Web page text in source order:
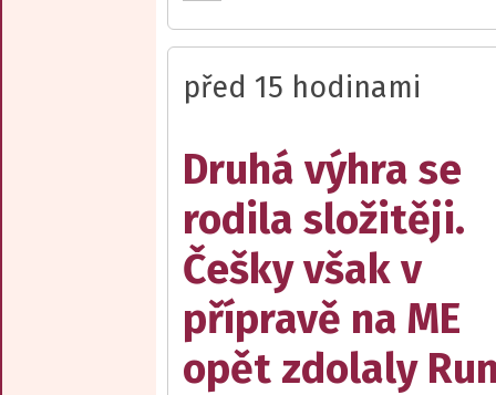
před 15 hodinami
Druhá výhra se
rodila složitěji.
Češky však v
přípravě na ME
opět zdolaly